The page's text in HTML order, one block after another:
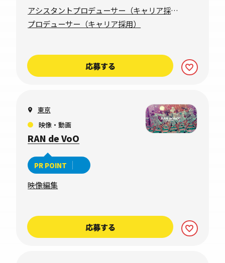
アシスタントプロデューサー（キャリア採
用）
プロデューサー（キャリア採用）
応募する
東京
映像・動画
RAN de VoO
PR POINT
映像編集
応募する